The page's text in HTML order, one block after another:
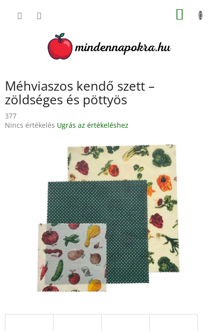
KOSÁR
Méhviaszos kendő szett –
zöldséges és pöttyös
377
A
Nincs értékelés Ugrás az értékeléshez